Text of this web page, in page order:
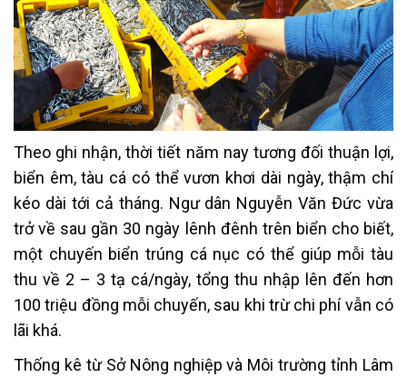
Theo ghi nhận, thời tiết năm nay tương đối thuận lợi,
biển êm, tàu cá có thể vươn khơi dài ngày, thậm chí
kéo dài tới cả tháng. Ngư dân Nguyễn Văn Đức vừa
trở về sau gần 30 ngày lênh đênh trên biển cho biết,
một chuyến biển trúng cá nục có thể giúp mỗi tàu
thu về 2 – 3 tạ cá/ngày, tổng thu nhập lên đến hơn
100 triệu đồng mỗi chuyến, sau khi trừ chi phí vẫn có
lãi khá.
Thống kê từ Sở Nông nghiệp và Môi trường tỉnh Lâm